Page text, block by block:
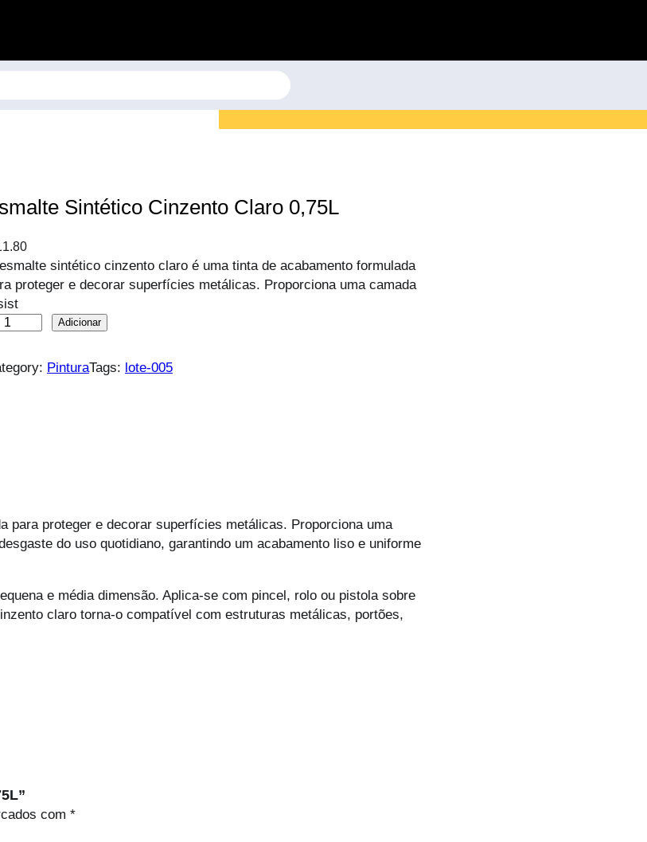
Sintético Cinzento Claro 0,75L
sintético cinzento claro é uma tinta de acabamento formulada
proteger e decorar superfícies metálicas. Proporciona uma camada
Adicionar
PinturaTags: lote-005
para proteger e decorar superfícies metálicas. Proporciona uma
do uso quotidiano, garantindo um acabamento liso e uniforme
e média dimensão. Aplica-se com pincel, rolo ou pistola sobre
claro torna-o compatível com estruturas metálicas, portões,
com *